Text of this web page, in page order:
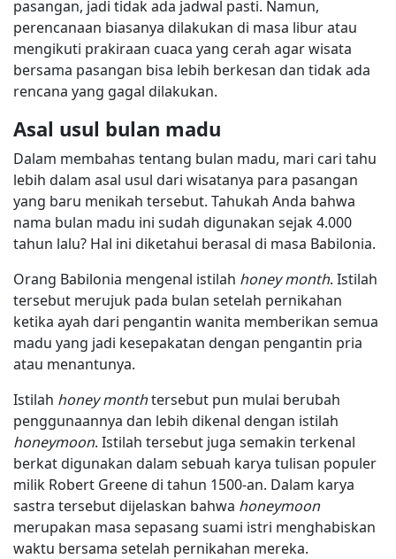
pasangan, jadi tidak ada jadwal pasti. Namun,
perencanaan biasanya dilakukan di masa libur atau
mengikuti prakiraan cuaca yang cerah agar wisata
bersama pasangan bisa lebih berkesan dan tidak ada
rencana yang gagal dilakukan.
Asal usul bulan madu
Dalam membahas tentang bulan madu, mari cari tahu
lebih dalam asal usul dari wisatanya para pasangan
yang baru menikah tersebut. Tahukah Anda bahwa
nama bulan madu ini sudah digunakan sejak 4.000
tahun lalu? Hal ini diketahui berasal di masa Babilonia.
Orang Babilonia mengenal istilah honey month. Istilah
tersebut merujuk pada bulan setelah pernikahan
ketika ayah dari pengantin wanita memberikan semua
madu yang jadi kesepakatan dengan pengantin pria
atau menantunya.
Istilah honey monthtersebut pun mulai berubah
penggunaannya dan lebih dikenal dengan istilah
honeymoon. Istilah tersebut juga semakin terkenal
berkat digunakan dalam sebuah karya tulisan populer
milik Robert Greene di tahun 1500-an. Dalam karya
sastra tersebut dijelaskan bahwa honeymoon
merupakan masa sepasang suami istri menghabiskan
waktu bersama setelah pernikahan mereka.